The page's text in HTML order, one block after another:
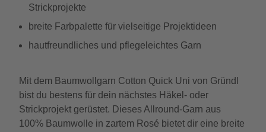
Strickprojekte
breite Farbpalette für vielseitige Projektideen
hautfreundliches und pflegeleichtes Garn
Mit dem Baumwollgarn Cotton Quick Uni von Gründl
bist du bestens für dein nächstes Häkel- oder
Strickprojekt gerüstet. Dieses Allround-Garn aus
100% Baumwolle in zartem Rosé bietet dir eine breite